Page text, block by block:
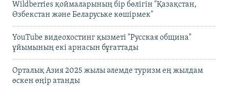
Wildberries қоймаларының бір бөлігін "Қазақстан,
Өзбекстан және Беларуське көшірмек"
YouTube видеохостинг қызметі "Русская община"
ұйымының екі арнасын бұғаттады
Орталық Азия 2025 жылы әлемде туризм ең жылдам
өскен өңір атанды